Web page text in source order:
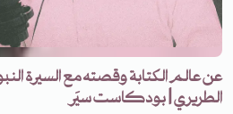
عن عالم الكتابة وقصته مع السيرة
الطريري | بودكاست سيَر